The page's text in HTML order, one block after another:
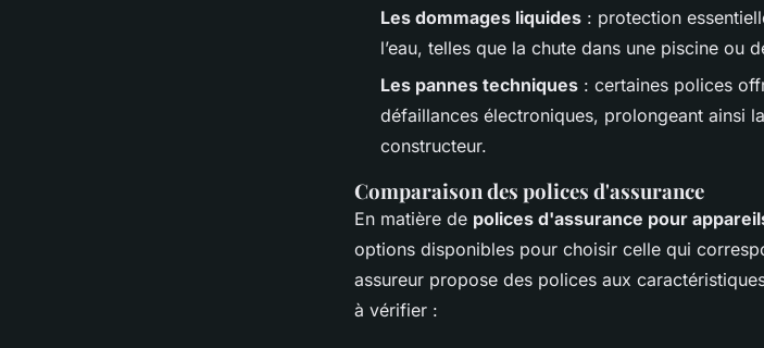
Les dommages liquides : protection
l’eau, telles que la chute dans une piscine ou
Les pannes techniques : certaines polices
défaillances électroniques, prolongeant ainsi
constructeur.
Comparaison des polices d'assurance
En matière de polices d'assurance pour
options disponibles pour choisir celle qui
assureur propose des polices aux
à vérifier :